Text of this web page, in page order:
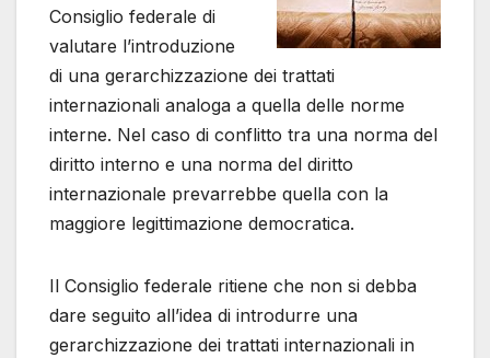
Consiglio federale di
valutare l’introduzione
di una gerarchizzazione dei trattati
internazionali analoga a quella delle norme
interne. Nel caso di conflitto tra una norma del
diritto interno e una norma del diritto
internazionale prevarrebbe quella con la
maggiore legittimazione democratica.
Il Consiglio federale ritiene che non si debba
dare seguito all’idea di introdurre una
gerarchizzazione dei trattati internazionali in